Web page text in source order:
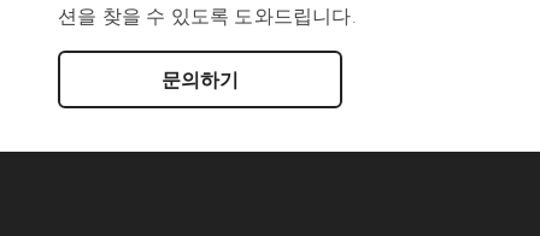
션을 찾을 수 있도록 도와드립니다.
문의하기